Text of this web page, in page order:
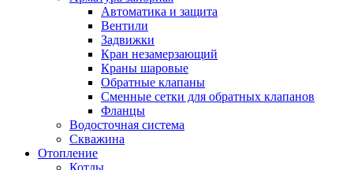
Автоматика и защита
Вентили
Задвижки
Кран незамерзающий
Краны шаровые
Обратные клапаны
Сменные сетки для обратных клапанов
Фланцы
Водосточная система
Скважина
Отопление
Котлы